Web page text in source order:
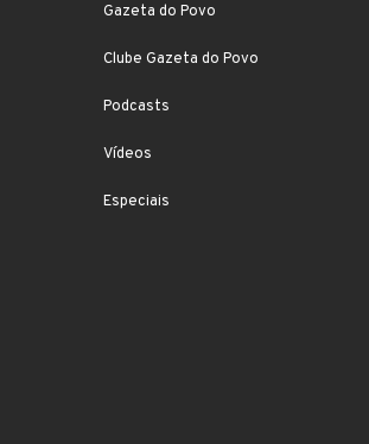
Gazeta do Povo
Clube Gazeta do Povo
Podcasts
Vídeos
Especiais